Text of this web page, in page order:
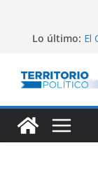
Lo último: El